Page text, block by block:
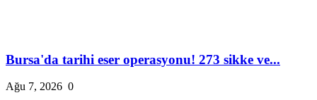
Bursa'da tarihi eser operasyonu! 273 sikke ve...
Ağu 7, 2026 0